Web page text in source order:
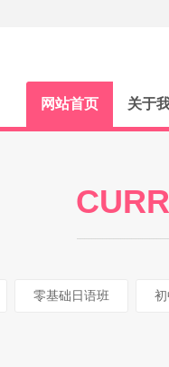
网站首页 关于
零基础日语班